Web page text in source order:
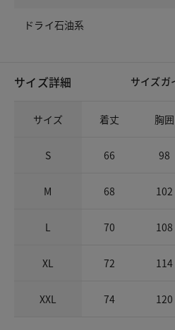
ドライ石油系
サイズ詳細 サイズガ
サイズ 着丈 胸囲
S 66 98
M 68 102
L 70 108
XL 72 114
XXL 74 120